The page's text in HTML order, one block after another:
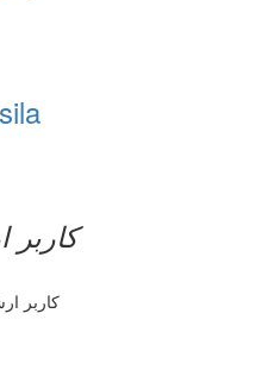
کاربر